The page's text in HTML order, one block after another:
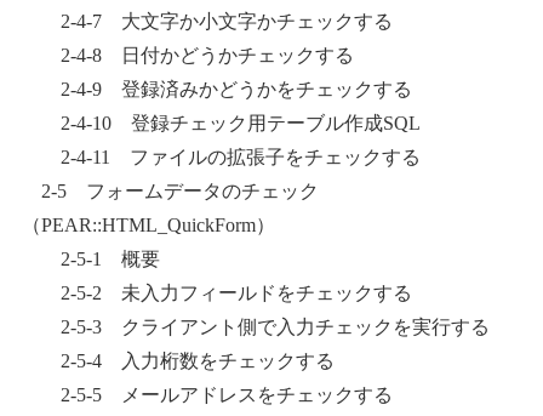
2-4-7 大文字か小文字かチェックする
2-4-8 日付かどうかチェックする
2-4-9 登録済みかどうかをチェックする
2-4-10 登録チェック用テーブル作成SQL
2-4-11 ファイルの拡張子をチェックする
2-5 フォームデータのチェック
（PEAR::HTML_QuickForm）
2-5-1 概要
2-5-2 未入力フィールドをチェックする
2-5-3 クライアント側で入力チェックを実行する
2-5-4 入力桁数をチェックする
2-5-5 メールアドレスをチェックする